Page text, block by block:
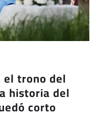
el trono del
historia del
corto